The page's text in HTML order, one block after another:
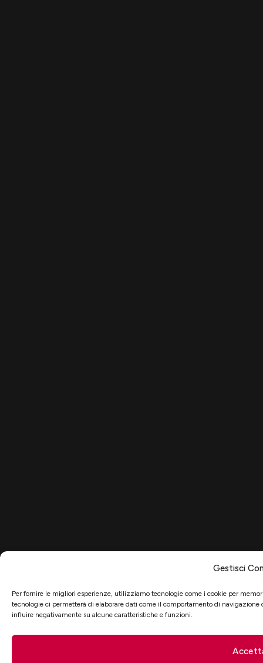
Gestisci
Per fornire le migliori esperienze, utilizziamo tecnologie come i cookie per
tecnologie ci permetterà di elaborare dati come il comportamento di navigazione
influire negativamente su alcune caratteristiche e funzioni.